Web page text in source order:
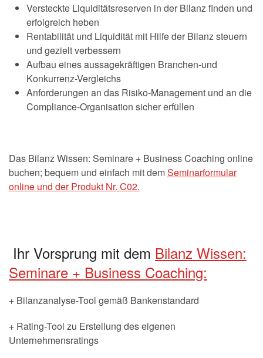
Versteckte Liquiditätsreserven in der Bilanz finden und
erfolgreich heben
Rentabilität und Liquidität mit Hilfe der Bilanz steuern
und gezielt verbessern
Aufbau eines aussagekräftigen Branchen-und
Konkurrenz-Vergleichs
Anforderungen an das Risiko-Management und an die
Compliance-Organisation sicher erfüllen
Das Bilanz Wissen: Seminare + Business Coaching online
buchen; bequem und einfach mit demSeminarformular
online und der Produkt Nr. C02.
Ihr Vorsprung mit dem Bilanz Wissen:
Seminare + Business Coaching:
+ Bilanzanalyse-Tool gemäß Bankenstandard
+ Rating-Tool zu Erstellung des eigenen
Unternehmensratings